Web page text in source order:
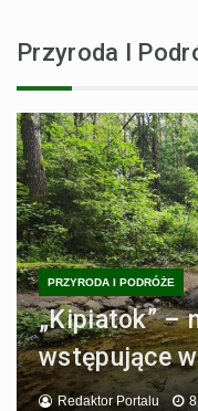
Przyroda I
PRZYRODA I PODRÓŻE
„Kipiatok” –
wstępujące
Redaktor Portalu